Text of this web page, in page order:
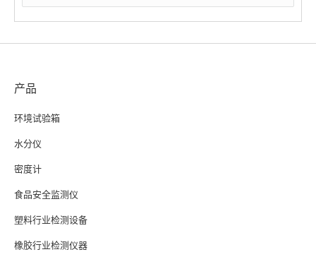
产品
环境试验箱
水分仪
密度计
食品安全监测仪
塑料行业检测设备
橡胶行业检测仪器